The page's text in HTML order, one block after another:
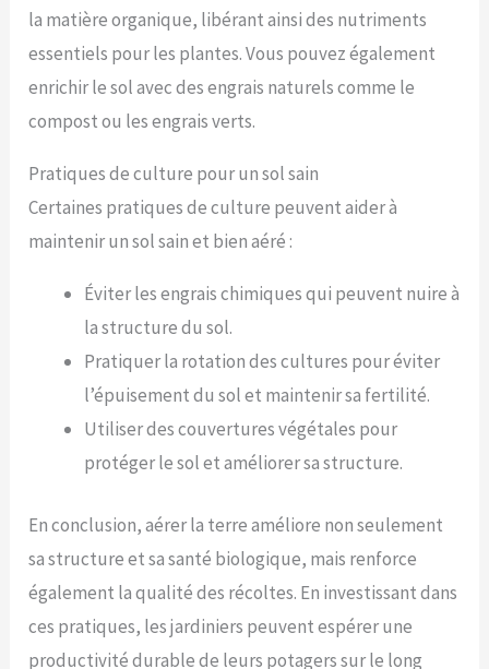
la matière organique, libérant ainsi des nutriments
essentiels pour les plantes. Vous pouvez également
enrichir le sol avec des engrais naturels comme le
compost ou les engrais verts.
Pratiques de culture pour un sol sain
Certaines pratiques de culture peuvent aider à
maintenir un sol sain et bien aéré :
Éviter les engrais chimiques qui peuvent nuire à
la structure du sol.
Pratiquer la rotation des cultures pour éviter
l’épuisement du sol et maintenir sa fertilité.
Utiliser des couvertures végétales pour
protéger le sol et améliorer sa structure.
En conclusion, aérer la terre améliore non seulement
sa structure et sa santé biologique, mais renforce
également la qualité des récoltes. En investissant dans
ces pratiques, les jardiniers peuvent espérer une
productivité durable de leurs potagers sur le long